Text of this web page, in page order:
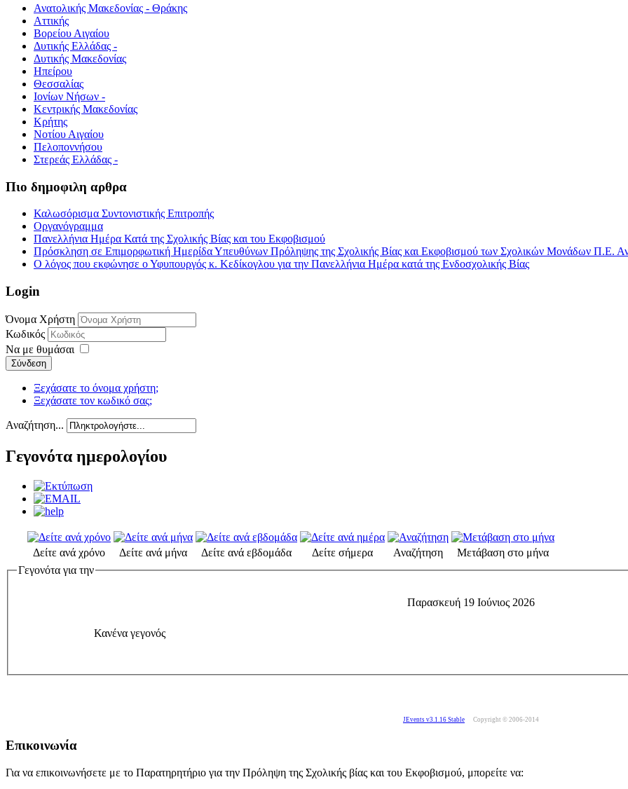
Ανατολικής Μακεδονίας - Θράκης
Αττικής
Βορείου Αιγαίου
Δυτικής Ελλάδας -
Δυτικής Μακεδονίας
Ηπείρου
Θεσσαλίας
Ιονίων Νήσων -
Κεντρικής Μακεδονίας
Κρήτης
Νοτίου Αιγαίου
Πελοποννήσου
Στερεάς Ελλάδας -
Πιο δημοφιλη αρθρα
Καλωσόρισμα Συντονιστικής Επιτροπής
Οργανόγραμμα
Πανελλήνια Ημέρα Κατά της Σχολικής Βίας και του Εκφοβισμού
Πρόσκληση σε Επιμορφωτική Ημερίδα Υπευθύνων Πρόληψης της Σχολικής Βίας και Εκφοβισμού των Σχολικών Μονάδων Π.Ε.
Ο λόγος που εκφώνησε ο Υφυπουργός κ. Κεδίκογλου για την Πανελλήνια Ημέρα κατά της Ενδοσχολικής Βίας
Login
Όνομα Χρήστη
Κωδικός
Να με θυμάσαι
Σύνδεση
Ξεχάσατε το όνομα χρήστη;
Ξεχάσατε τον κωδικό σας;
Αναζήτηση...
Γεγονότα ημερολογίου
Δείτε ανά χρόνο Δείτε ανά μήνα Δείτε ανά εβδομάδα Δείτε σήμερα Αναζήτηση
Μετάβαση στο μήνα
Γεγονότα για την
Παρασκευή 19 Ιούνιος 2026
Κανένα γεγονός
JEvents v3.1.16 Stable Copyright © 2006-2014
Επικοινωνία
Για να επικοινωνήσετε με το Παρατηρητήριο για την Πρόληψη της Σχολικής βίας και του Εκφοβισμού, μπορείτε να: